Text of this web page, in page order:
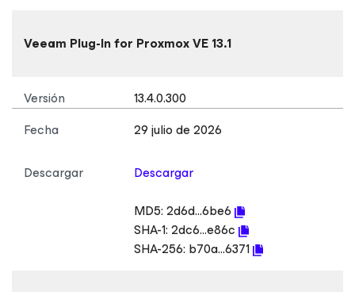
Veeam Plug-Infor Proxmox VE13.1
Versión
13.4.0.300
Fecha
29 julio de 2026
Descargar
Descargar
MD5:2d6d...6be6
SHA-1:2dc6...e86c
SHA-256: b70a...6371